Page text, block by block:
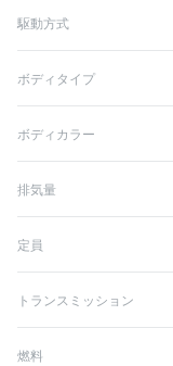
駆動方式
ボディタイプ
ボディカラー
排気量
定員
トランスミッション
燃料